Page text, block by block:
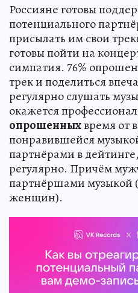
Россияне готовы
потенциального
присылать им свои
готовы пойти на
симпатия. 76%
трек и поделиться
регулярно слушать
окажется
опрошенныхвремя от
понравившейся
партнёрами в
регулярно. Причём
партнёршами музыкой
женщин).